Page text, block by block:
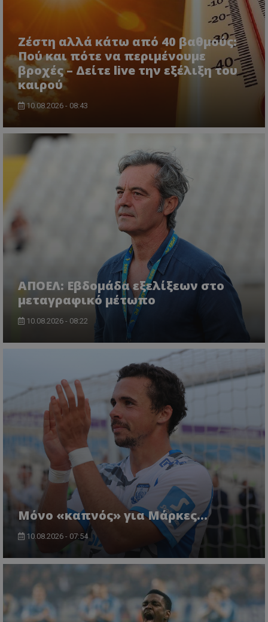
Ζέστη αλλά κάτω από 40 βαθμούς:
Πού και πότε να περιμένουμε
βροχές – Δείτε live την εξέλιξη του
καιρού
10.08.2026 - 08:43
ΑΠΟΕΛ: Εβδομάδα εξελίξεων στο
μεταγραφικό μέτωπο
10.08.2026 - 08:22
Μόνο «καπνός» για Μάρκες…
10.08.2026 - 07:54